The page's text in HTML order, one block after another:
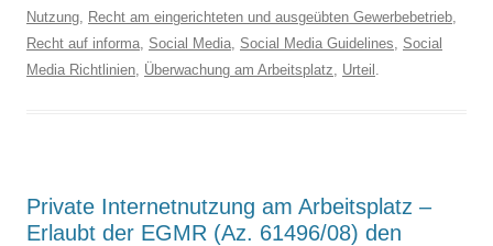
Nutzung, Recht am eingerichteten und ausgeübten Gewerbebetrieb,
Recht auf informa, Social Media, Social Media Guidelines, Social
Media Richtlinien, Überwachung am Arbeitsplatz, Urteil .
Private Internetnutzung am Arbeitsplatz –
Erlaubt der EGMR (Az. 61496/08) den